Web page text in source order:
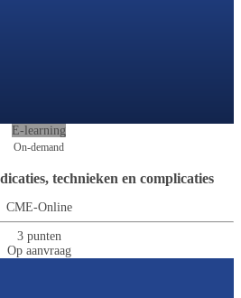
E-learning
On-demand
technieken en complicaties
CME-Online
3 punten
Op aanvraag